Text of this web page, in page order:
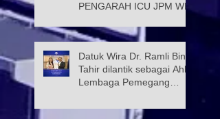
PENGARAH ICU JPM WP
Datuk Wira Dr. Ramli Bin
Tahir dilantik sebagai Ahli
Lembaga Pemegang
Persekutuan